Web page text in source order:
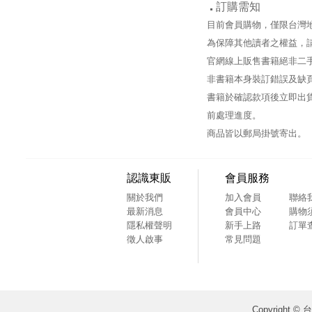
訂購需知
目前會員購物，僅限台灣
為保障其他讀者之權益，
官網線上販售書籍絕非二
非書籍本身裝訂錯誤及缺
書籍於確認款項後立即出
前處理進度。
商品皆以郵局掛號寄出。
認識東販
關於我們
最新消息
隱私權聲明
徵人啟事
會員服務
加入會員
會員中心
新手上路
常見問題
聯絡
購物
訂單
Copyright ©